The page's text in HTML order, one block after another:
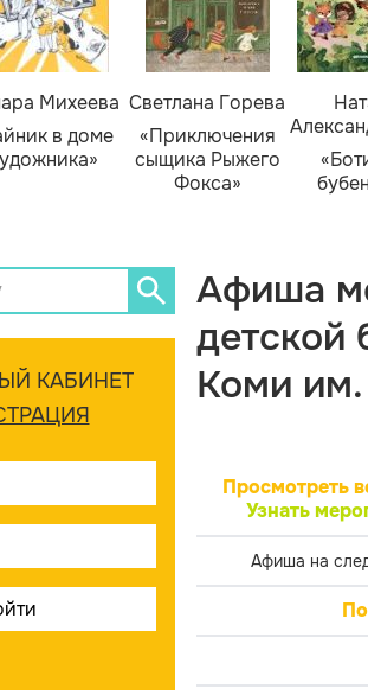
Михеева
в доме
Светлана Горева
«Приключения
сыщика Рыжего
Фокса»
КАБИНЕТ
Афиша
детской
Коми
Просмотреть
Узнать
Афиша на